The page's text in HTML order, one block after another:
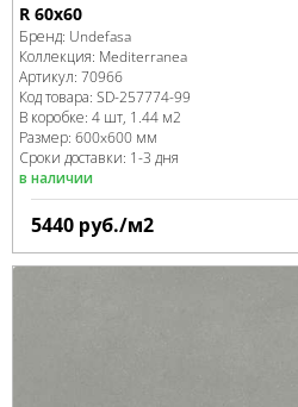
R 60x60
Бренд: Undefasa
Коллекция: Mediterranea
Артикул: 70966
Код товара: SD-257774-99
В коробке: 4 шт, 1.44 м2
Размер: 600x600 мм
Сроки доставки: 1-3 дня
в наличии
5440 руб./м2